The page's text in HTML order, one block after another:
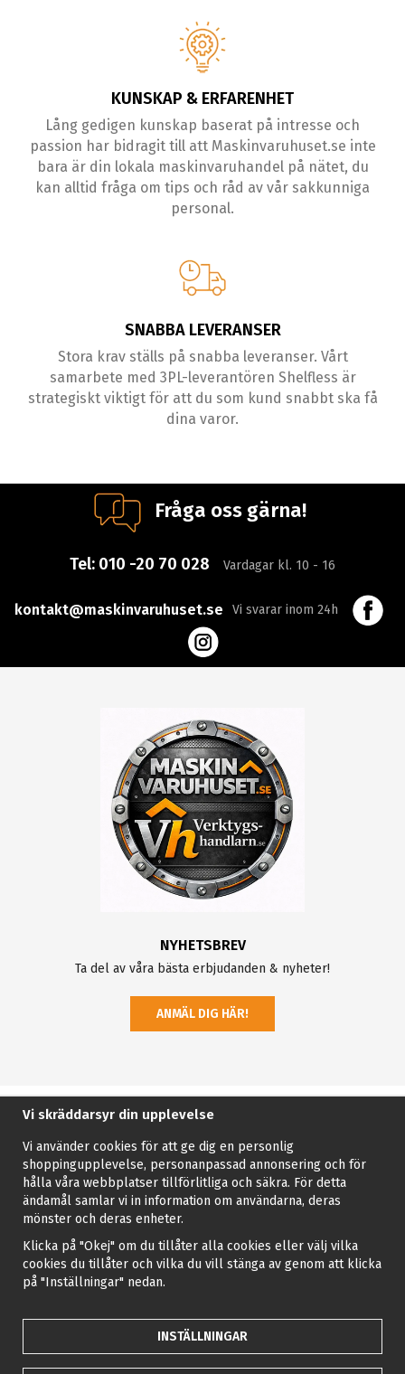
KUNSKAP & ERFARENHET
Lång gedigen kunskap baserat på intresse och
passion har bidragit till att Maskinvaruhuset.se inte
bara är din lokala maskinvaruhandel på nätet, du
kan alltid fråga om tips och råd av vår sakkunniga
personal.
SNABBA LEVERANSER
Stora krav ställs på snabba leveranser. Vårt
samarbete med 3PL-leverantören Shelfless är
strategiskt viktigt för att du som kund snabbt ska få
dina varor.
Fråga oss gärna!
Tel: 010 -20 70 028 Vardagar kl. 10 - 16
kontakt@maskinvaruhuset.se Vi svarar inom 24h
NYHETSBREV
Ta del av våra bästa erbjudanden & nyheter!
ANMÄL DIG HÄR!
Vi skräddarsyr din upplevelse
Vi använder cookies för att ge dig en personlig
shoppingupplevelse, personanpassad annonsering och för
hålla våra webbplatser tillförlitliga och säkra. För detta
ändamål samlar vi in information om användarna, deras
mönster och deras enheter.
Klicka på "Okej" om du tillåter alla cookies eller välj vilka
cookies du tillåter och vilka du vill stänga av genom att klicka
på "Inställningar" nedan.
INSTÄLLNINGAR